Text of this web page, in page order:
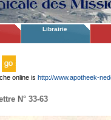
Librairie
online is http://www.apotheek-
N° 33-63